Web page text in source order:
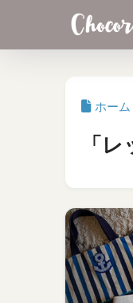
ホーム
「